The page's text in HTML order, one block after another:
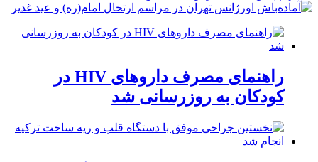
راهنمای مصرف داروهای HIV در
کودکان به روزرسانی شد